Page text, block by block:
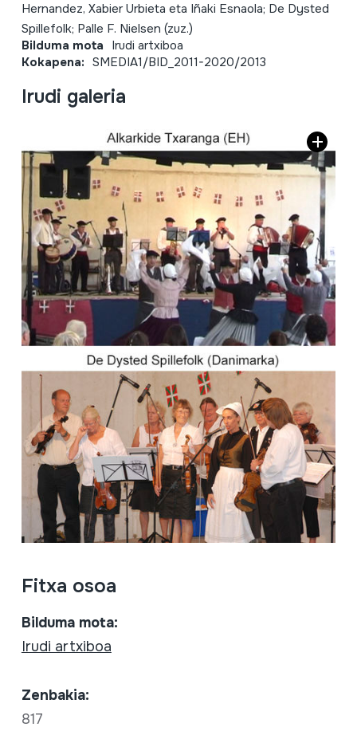
Hernandez, Xabier Urbieta eta Iñaki Esnaola; De Dysted
Spillefolk; Palle F. Nielsen (zuz.)
Bilduma mota Irudi artxiboa
Kokapena: SMEDIA1/BID_2011-2020/2013
Irudi galeria
Fitxa osoa
Bilduma mota:
Irudi artxiboa
Zenbakia:
817